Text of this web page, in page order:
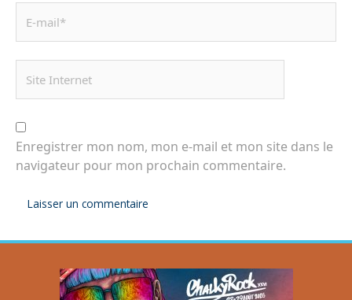
Enregistrer mon nom, mon e-mail et mon site dans le
navigateur pour mon prochain commentaire.